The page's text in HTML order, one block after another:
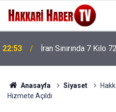
22:48 Kanat kalbine yenik
Anasayfa Siyaset
Hizmete Açıldı